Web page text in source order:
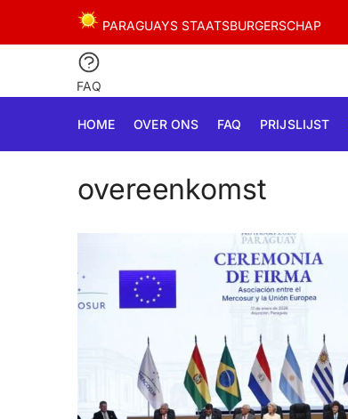
PARAGUAYS STAATSBURGERSCHAP
FAQ
HOME OVER ONS FAQ PRIJSLIJST
overeenkomst